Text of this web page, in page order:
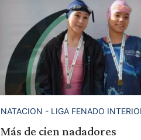
NATACION - LIGA FENADO
Más de cien nadadores